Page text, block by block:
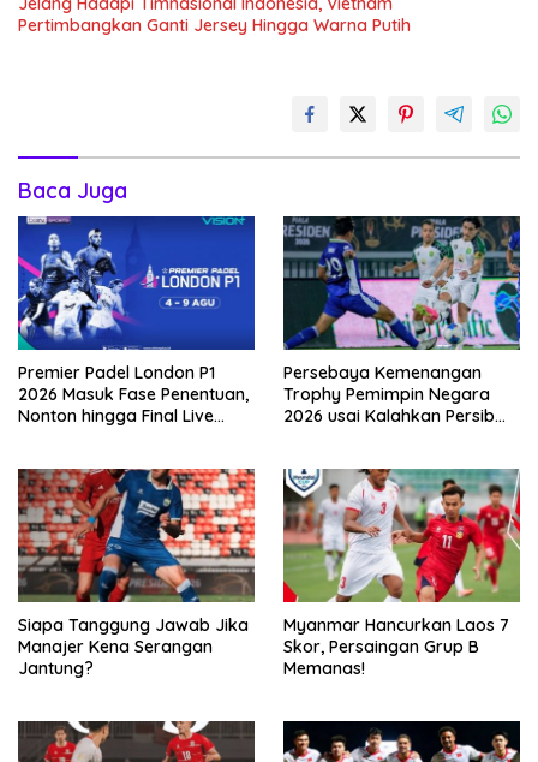
Pertimbangkan Ganti Jersey Hingga Warna Putih
Baca Juga
Premier Padel London P1
2026 Masuk Fase Penentuan,
Nonton hingga Final Live
Persebaya Kemenangan
Trophy Pemimpin Negara
2026 usai Kalahkan Persib
Siapa Tanggung Jawab Jika
Manajer Kena Serangan
Jantung?
Myanmar Hancurkan Laos 7
Skor, Persaingan Grup B
Memanas!